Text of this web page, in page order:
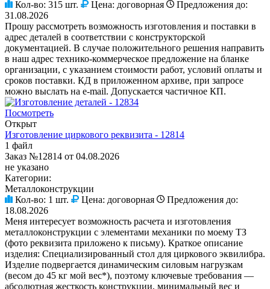
Кол-во: 315 шт. Цена: договорная
Предложения до:
31.08.2026
Прошу рассмотреть возможность изготовления и поставки в
адрес деталей в соответствии с конструкторской
документацией. В случае положительного решения направить
в наш адрес технико-коммерческое предложение на бланке
организации, с указанием стоимости работ, условий оплаты и
сроков поставки. КД в приложенном архиве, при запросе
можно выслать на e-mail. Допускается частичное КП.
Посмотреть
Открыт
Изготовление циркового реквизита - 12814
1 файл
Заказ №12814 от 04.08.2026
не указано
Категории:
Металлоконструкции
Кол-во: 1 шт. Цена: договорная
Предложения до:
18.08.2026
Меня интересует возможность расчета и изготовления
металлоконструкции с элементами механики по моему ТЗ
(фото реквизита приложено к письму). Краткое описание
изделия: Специализированный стол для циркового эквилибра.
Изделие подвергается динамическим силовым нагрузкам
(весом до 45 кг мой вес*), поэтому ключевые требования —
абсолютная жесткость конструкции, минимальный вес и